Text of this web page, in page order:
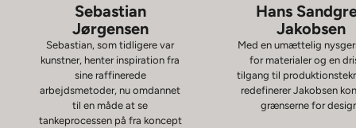
Sebastian
Jørgensen
Sebastian, som tidligere var
kunstner, henter inspiration fra
sine raffinerede
arbejdsmetoder, nu omdannet
til en måde at se
tankeprocessen på fra koncept
Hans
Jakobsen
Med en umættelig
for materialer og en
tilgang til
redefinerer Jakobsen
grænserne for